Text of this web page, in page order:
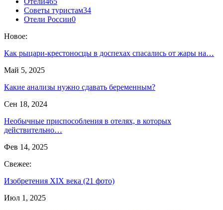
Советы туристам34
Отели России0
Новое:
Как рыцари-крестоносцы в доспехах спасались от жары на…
Май 5, 2025
Какие анализы нужно сдавать беременным?
Сен 18, 2024
Необычные приспособления в отелях, в которых
действительно…
Фев 14, 2025
Свежее:
Изобретения XIX века (21 фото)
Июл 1, 2025